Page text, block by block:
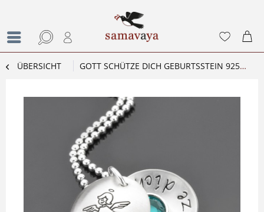
ÜBERSICHT GOTT SCHÜTZE DICH GEBURTSSTEIN 925 SILBER TAUFKETTE MIT NAME ZUR TAUFE